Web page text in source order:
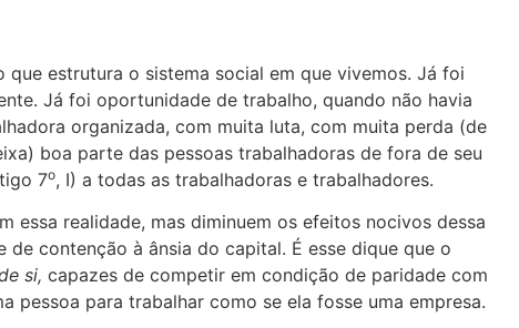
estrutura o sistema social em que vivemos. Já foi
Já foi oportunidade de trabalho, quando não havia
organizada, com muita luta, com muita perda (de
boa parte das pessoas trabalhadoras de fora de seu
7o, I) a todas as trabalhadoras e trabalhadores.
essa realidade, mas diminuem os efeitos nocivos dessa
contenção à ânsia do capital. É esse dique que o
si, capazes de competir em condição de paridade com
pessoa para trabalhar como se ela fosse uma empresa.